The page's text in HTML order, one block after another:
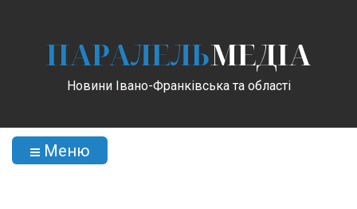
ПАРАЛЕЛЬМЕДІА
Новини Івано-Франківська та області
Меню